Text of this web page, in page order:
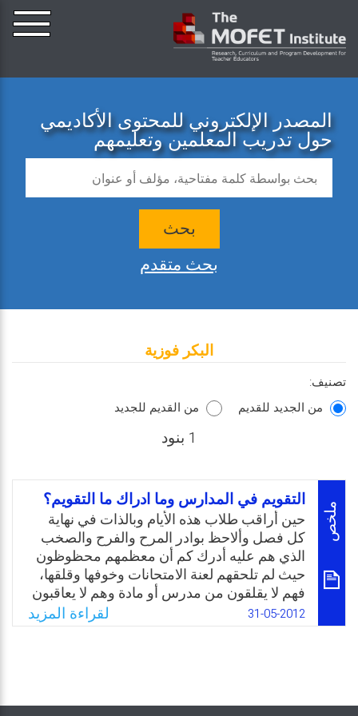
المصدر الإلكتروني للمحتوى الأكاديمي
حول تدريب المعلمين وتعليمهم
بحث
بحث متقدم
البكر فوزية
تصنيف:
من الجديد للقديم
من القديم للجديد
1 بنود
ملخص
التقويم في المدارس وما ادراك ما التقويم؟
حين أراقب طلاب هذه الأيام وبالذات في نهاية
كل فصل وألاحظ بوادر المرح والفرح والصخب
الذي هم عليه أدرك كم أن معظمهم محظوظون
حيث لم تلحقهم لعنة الامتحانات وخوفها وقلقها،
فهم لا يقلقون من مدرس أو مادة وهم لا يعاقبون
أو يدري بهم أحد، أجادوا تلاوة هذه السورة أم لا،
كما لا يدري أحد هل يستطيع أي منهم أن يحسب
الجيل ثمن فكرة نظام التقويم المستمر الذي
31-05-2012 لقراءة المزيد